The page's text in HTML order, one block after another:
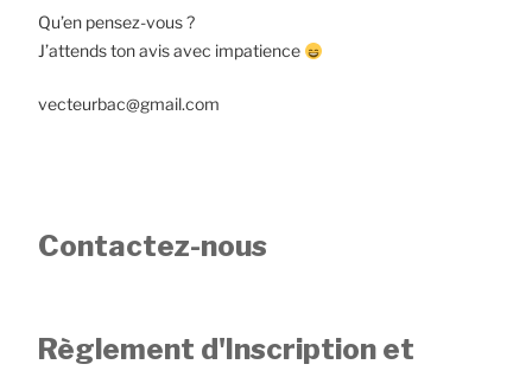
Qu’en pensez-vous ?
J’attends ton avis avec impatience
vecteurbac@gmail.com
Contactez-nous
Règlement d'Inscription et